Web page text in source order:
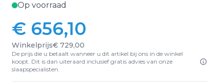
Op voorraad
€ 656,10
Winkelprijs€ 729,00
De prijs die u betaalt wanneer u dit artikel bij ons in de winkel
koopt. Dit is dan uiteraard inclusief gratis advies van onze
slaapspecialisten.